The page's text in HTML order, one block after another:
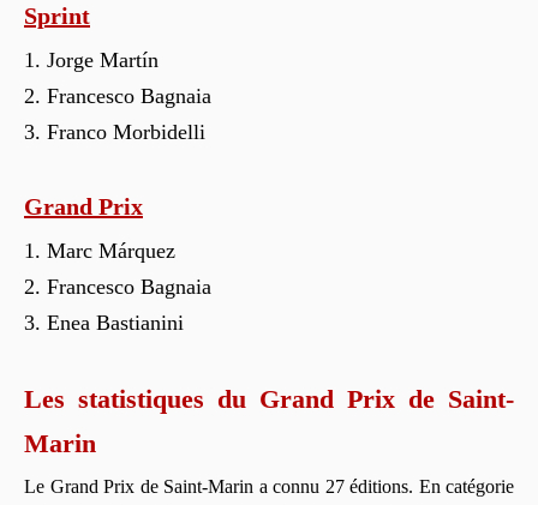
Sprint
Jorge Martín
Francesco Bagnaia
Franco Morbidelli
Grand Prix
Marc Márquez
Francesco Bagnaia
Enea Bastianini
Les statistiques du Grand Prix de Saint-
Marin
Le Grand Prix de Saint-Marin a connu 27 éditions. En catégorie